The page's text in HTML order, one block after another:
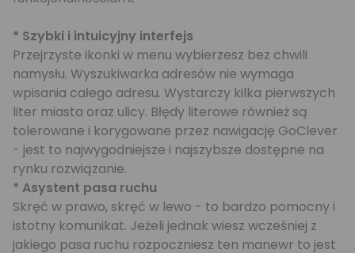
* Szybki i intuicyjny interfejs
Przejrzyste ikonki w menu wybierzesz bez chwili
namysłu. Wyszukiwarka adresów nie wymaga
wpisania całego adresu. Wystarczy kilka pierwszych
liter miasta oraz ulicy. Błędy literowe również są
tolerowane i korygowane przez nawigację GoClever
- jest to najwygodniejsze i najszybsze dostępne na
rynku rozwiązanie.
* Asystent pasa ruchu
Skręć w prawo, skręć w lewo - to bardzo pomocny i
istotny komunikat. Jeżeli jednak wiesz wcześniej z
jakiego pasa ruchu rozpoczniesz ten manewr to jest